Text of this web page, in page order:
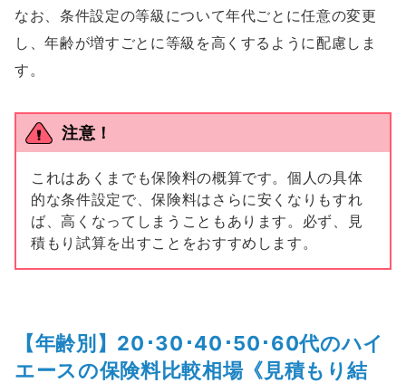
なお、条件設定の等級について年代ごとに任意の変更
し、年齢が増すごとに等級を高くするように配慮しま
す。
注意！
これはあくまでも保険料の概算です。個人の具体
的な条件設定で、保険料はさらに安くなりもすれ
ば、高くなってしまうこともあります。必ず、見
積もり試算を出すことをおすすめします。
【年齢別】20･30･40･50･60代のハイ
エースの保険料比較相場《見積もり結